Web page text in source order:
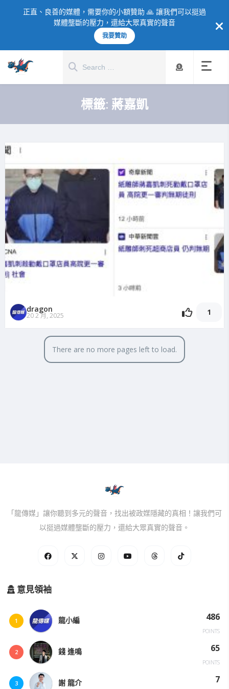
正直、良善的媒體，需要你的小額贊助 🙏 讓我們可以挺過
媒體壟斷的壓力，還給大眾真實的聲音
我要贊助
標籤: 蔣嘉凱
dragon
20 2 月, 2025 1
There are no more pages left to load.
「龍傳媒」讓你聽到多元的聲音，找出被政媒隱藏的真相！讓我們可
以挺過媒體壟斷的壓力，還給大眾真實的聲音。
意見領袖
1 龍小編 486
POINTS
2 錢 逢鳴 65
POINTS
3 謝 龍介 7